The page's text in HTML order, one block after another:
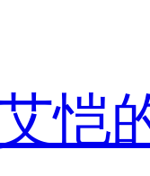
恺